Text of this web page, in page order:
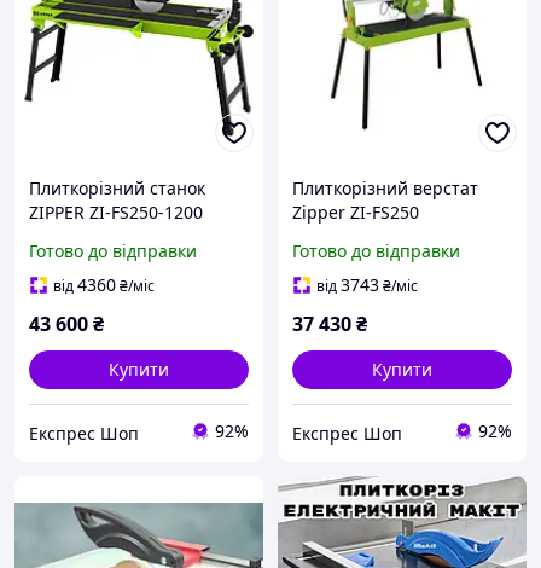
Плиткорізний станок
ZIPPER ZI-FS250-1200
довжина різу 1200 мм
діаметр диска 250 мм
Готово до відправки
від4360₴/міс
43 600₴
Купити
Експрес Шоп 92%
Плиткорізний верстат
Zipper ZI-FS250
максимальна глибина
різу 60 мм
Готово до відправки
від3743₴/міс
37 430₴
Купити
Експрес Шоп 92%